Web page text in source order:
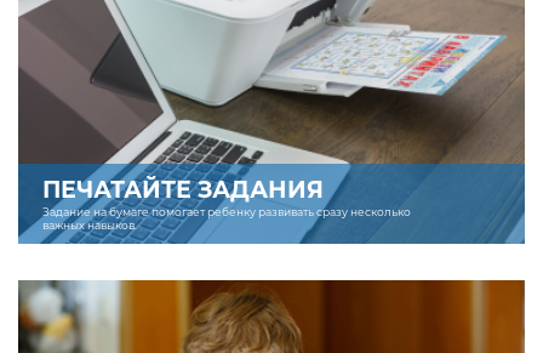
ПЕЧАТАЙТЕ ЗАДАНИЯ
Задание на бумаге помогает ребенку развивать сразу несколько
важных навыков.